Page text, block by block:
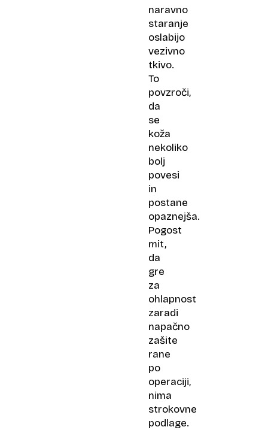
naravno
staranje
oslabijo
vezivno
tkivo.
To
povzroči,
da
se
koža
nekoliko
bolj
povesi
in
postane
opaznejša.
Pogost
mit,
da
gre
za
ohlapnost
zaradi
napačno
zašite
rane
po
operaciji,
nima
strokovne
podlage.